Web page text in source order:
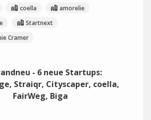
coella
amorelie
Startnext
Cramer